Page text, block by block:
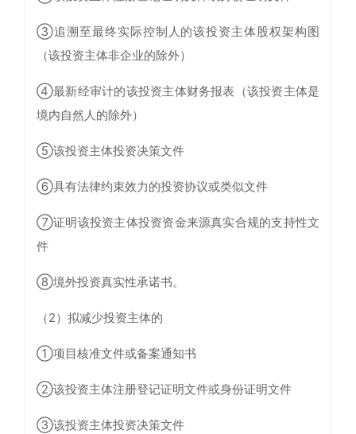
③追溯至最终实际控制人的该投资主体股权架构图
（该投资主体非企业的除外）
④最新经审计的该投资主体财务报表（该投资主体是
境内自然人的除外）
⑤该投资主体投资决策文件
⑥具有法律约束效力的投资协议或类似文件
⑦证明该投资主体投资资金来源真实合规的支持性文
件
⑧境外投资真实性承诺书。
（2）拟减少投资主体的
①项目核准文件或备案通知书
②该投资主体注册登记证明文件或身份证明文件
③该投资主体投资决策文件